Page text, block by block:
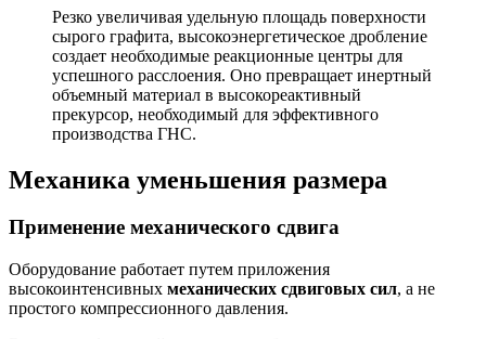
Резко увеличивая удельную площадь поверхности
сырого графита, высокоэнергетическое дробление
создает необходимые реакционные центры для
успешного расслоения. Оно превращает инертный
объемный материал в высокореактивный
прекурсор, необходимый для эффективного
производства ГНС.
Механика уменьшения размера
Применение механического сдвига
Оборудование работает путем приложения
высокоинтенсивных механических сдвиговых сил, а не
простого компрессионного давления.